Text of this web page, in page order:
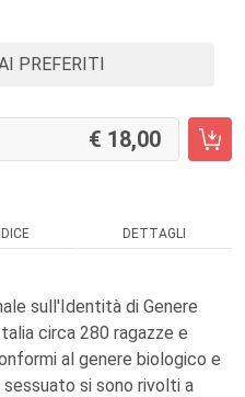
PREFERITI
18,00
DETTAGLI
sull'Identità di Genere
circa 280 ragazze e
al genere biologico e
si sono rivolti a